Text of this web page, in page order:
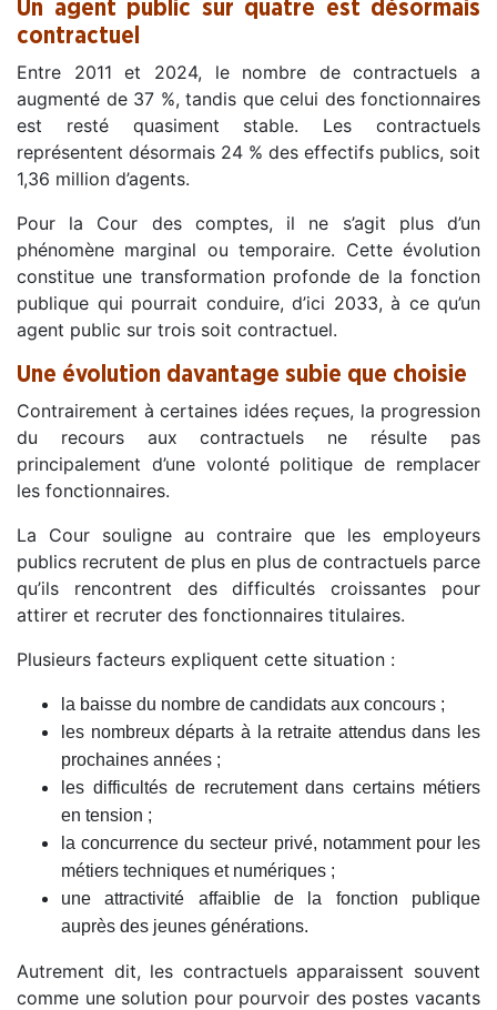
Un agent public sur quatre est désormais
contractuel
Entre 2011 et 2024, le nombre de contractuels a
augmenté de 37 %, tandis que celui des fonctionnaires
est resté quasiment stable. Les contractuels
représentent désormais 24 % des effectifs publics, soit
1,36 million d’agents.
Pour la Cour des comptes, il ne s’agit plus d’un
phénomène marginal ou temporaire. Cette évolution
constitue une transformation profonde de la fonction
publique qui pourrait conduire, d’ici 2033, à ce qu’un
agent public sur trois soit contractuel.
Une évolution davantage subie que choisie
Contrairement à certaines idées reçues, la progression
du recours aux contractuels ne résulte pas
principalement d’une volonté politique de remplacer
les fonctionnaires.
La Cour souligne au contraire que les employeurs
publics recrutent de plus en plus de contractuels parce
qu’ils rencontrent des difficultés croissantes pour
attirer et recruter des fonctionnaires titulaires.
Plusieurs facteurs expliquent cette situation :
la baisse du nombre de candidats aux concours ;
les nombreux départs à la retraite attendus dans les
prochaines années ;
les difficultés de recrutement dans certains métiers
en tension ;
la concurrence du secteur privé, notamment pour les
métiers techniques et numériques ;
une attractivité affaiblie de la fonction publique
auprès des jeunes générations.
Autrement dit, les contractuels apparaissent souvent
comme une solution pour pourvoir des postes vacants